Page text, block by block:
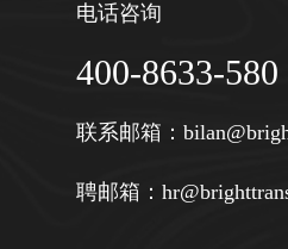
电话咨询
400-8633-580
联系邮箱：
聘邮箱：